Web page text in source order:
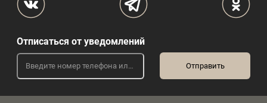
Отписаться от уведомлений